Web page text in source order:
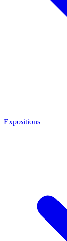
Expositions